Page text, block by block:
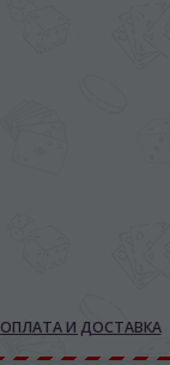
ОПЛАТА И ДОСТАВКА